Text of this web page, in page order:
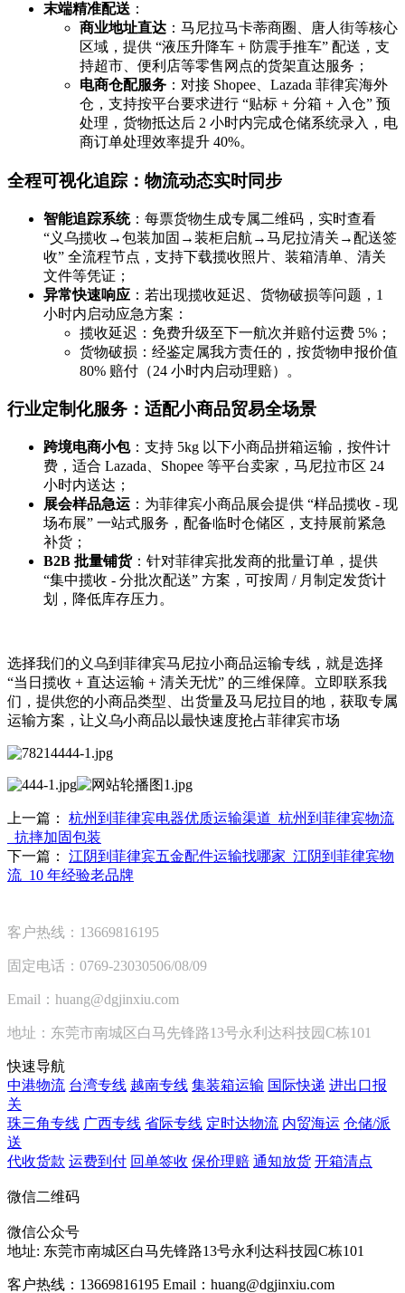
末端精准配送 ：
商业地址直达 ：马尼拉马卡蒂商圈、唐人街等核心
区域，提供 “液压升降车 + 防震手推车” 配送，支
持超市、便利店等零售网点的货架直达服务；
电商仓配服务 ：对接 Shopee、Lazada 菲律宾海外
仓，支持按平台要求进行 “贴标 + 分箱 + 入仓” 预
处理，货物抵达后 2 小时内完成仓储系统录入，电
商订单处理效率提升 40%。
全程可视化追踪：物流动态实时同步
智能追踪系统：每票货物生成专属二维码，实时查看
“义乌揽收→包装加固→装柜启航→马尼拉清关→配送签
收” 全流程节点，支持下载揽收照片、装箱清单、清关
文件等凭证；
异常快速响应 ：若出现揽收延迟、货物破损等问题，1
小时内启动应急方案：
揽收延迟：免费升级至下一航次并赔付运费 5%；
货物破损：经鉴定属我方责任的，按货物申报价值
80% 赔付（24 小时内启动理赔）。
行业定制化服务：适配小商品贸易全场景
跨境电商小包：支持 5kg 以下小商品拼箱运输，按件计
费，适合 Lazada、Shopee 等平台卖家，马尼拉市区 24
小时内送达；
展会样品急运 ：为菲律宾小商品展会提供 “样品揽收 - 现
场布展” 一站式服务，配备临时仓储区，支持展前紧急
补货；
B2B 批量铺货：针对菲律宾批发商的批量订单，提供
“集中揽收 - 分批次配送” 方案，可按周 / 月制定发货计
划，降低库存压力。
选择我们的义乌到菲律宾马尼拉小商品运输专线，就是选择
“当日揽收 + 直达运输 + 清关无忧” 的三维保障。立即联系我
们，提供您的小商品类型、出货量及马尼拉目的地，获取专属
运输方案，让义乌小商品以最快速度抢占菲律宾市场
上一篇： 杭州到菲律宾电器优质运输渠道_杭州到菲律宾物流
_抗摔加固包装​
下一篇： 江阴到菲律宾五金配件运输找哪家_江阴到菲律宾物
流_10 年经验老品牌​
客户热线：13669816195
固定电话：0769-23030506/08/09
Email：huang@dgjinxiu.com
地址：东莞市南城区白马先锋路13号永利达科技园C栋101
快速导航
中港物流 台湾专线 越南专线 集装箱运输 国际快递 进出口报
关
珠三角专线 广西专线 省际专线 定时达物流 内贸海运 仓储/派
送
代收货款 运费到付 回单签收 保价理赔 通知放货 开箱清点
微信二维码
微信公众号
地址: 东莞市南城区白马先锋路13号永利达科技园C栋101
客户热线：13669816195 Email：huang@dgjinxiu.com